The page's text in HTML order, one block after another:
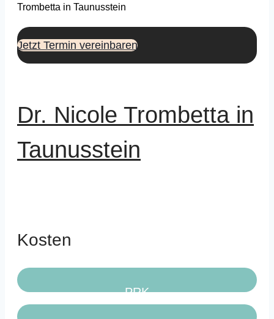
Trombetta in Taunusstein
Jetzt Termin vereinbaren
Dr. Nicole Trombetta in
Taunusstein
Kosten
PRK